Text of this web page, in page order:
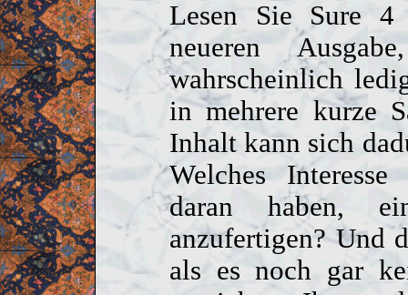
Lesen Sie Sure
neueren
wahrscheinlich
in mehrere kurze
Inhalt kann sich
Welches
daran haben,
anzufertigen? Und
als es noch gar